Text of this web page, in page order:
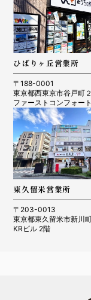
ひばりヶ丘営業所
〒188-0001
東京都西東京市谷戸町
ファーストコンフォー
東久留米営業所
〒203-0013
東京都東久留米市新川
KRビル 2階